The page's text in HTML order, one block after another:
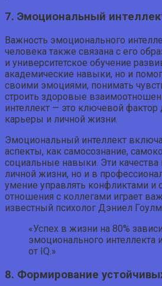
7. Эмоциональный
Важность эмоционального
человека также связана с его
и университетское обучение
академические навыки, но и
своими эмоциями, понимать
строить здоровые
интеллект — это ключевой
карьеры и личной жизни.
Эмоциональный интеллект
аспекты, как самосознание,
социальные навыки. Эти
личной жизни, но и в
умение управлять конфликтами и
отношения с коллегами играет
известный психолог Дэниел
«Успех в жизни на 80%
эмоционального интеллекта
от IQ.»
8. Формирование